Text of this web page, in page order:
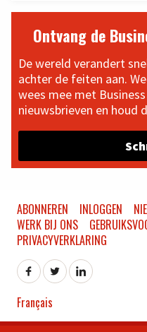
Ontvang de
De wereld verandert
achter de feiten aan.
wees mee met
nieuwsbrieven en houd
ABONNEREN INLOGGEN
WERK BIJ ONS
PRIVACYVERKLARING
Français